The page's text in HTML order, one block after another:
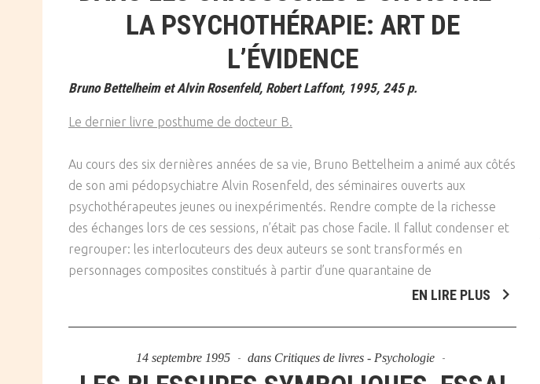
LA PSYCHOTHÉRAPIE: ART DE
L’ÉVIDENCE
Bruno Bettelheim et Alvin Rosenfeld, Robert Laffont, 1995, 245 p.
Le dernier livre posthume de docteur B.
Au cours des six dernières années de sa vie, Bruno Bettelheim a animé aux côtés
de son ami pédopsychiatre Alvin Rosenfeld, des séminaires ouverts aux
psychothérapeutes jeunes ou inexpérimentés. Rendre compte de la richesse
des échanges lors de ces sessions, n’était pas chose facile. Il fallut condenser et
regrouper: les interlocuteurs des deux auteurs se sont transformés en
personnages composites constitués à partir d’une quarantaine de
EN LIRE PLUS
14 septembre 1995 dans Critiques de livres - Psychologie